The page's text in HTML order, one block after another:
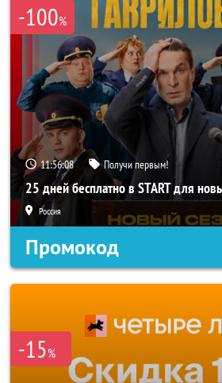
-100%
11:56:06 Получи первым!
25 дней бесплатно в START для
Россия
Промокод
-15%